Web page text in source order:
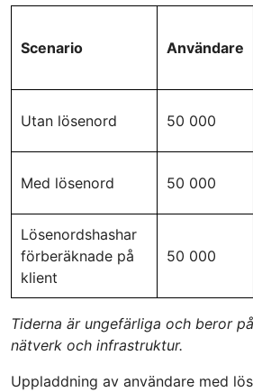
Scenario Användare
Utan lösenord 50 000
Med lösenord 50 000
Lösenordshashar
förberäknade på
klient
50 000
Tiderna är ungefärliga och beror
nätverk och infrastruktur.
Uppladdning av användare med